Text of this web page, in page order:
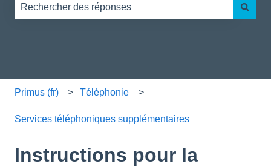
Primus (fr) Téléphonie
Services téléphoniques supplémentaires
Instructions pour la